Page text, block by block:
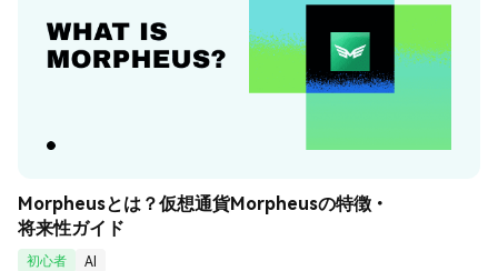
Morpheusとは？仮想通貨Morpheusの特徴・
将来性ガイド
初心者
AI